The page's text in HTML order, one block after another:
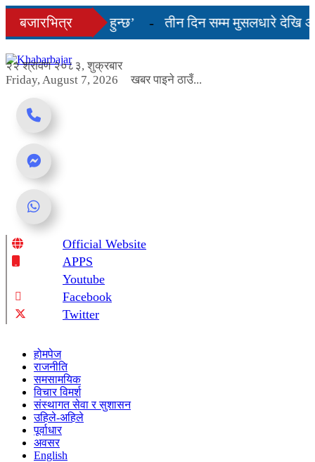
Skip
content
बजारभित्र
केही दिनमै सहज हुन्छ’
तीन दिन सम्म मुसलधारे देखि
२२ श्रावण २०८३, शुक्रबार
Friday, August 7, 2026
खबर पाइने ठाउँ...
Online News Portal
Official Website
APPS
Youtube
Facebook
Twitter
होमपेज
राजनीति
समसामयिक
विचार विमर्श
संस्थागत सेवा र सुशासन
उहिले-अहिले
पूर्वाधार
अवसर
English